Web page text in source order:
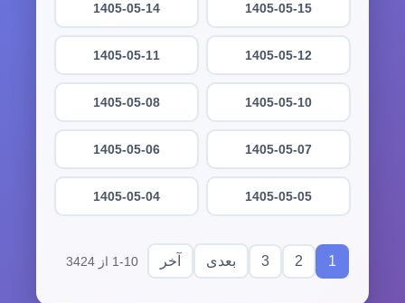
1405-05-15
1405-05-14
1405-05-12
1405-05-11
1405-05-10
1405-05-08
1405-05-07
1405-05-06
1405-05-05
1405-05-04
1
2
3 بعدی آخر 1-10 از 3424